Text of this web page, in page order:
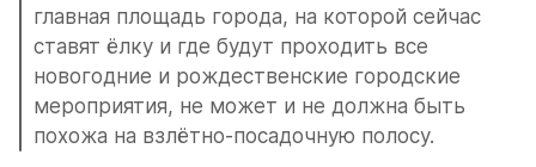
главная площадь города, на которой сейчас
ставят ёлку и где будут проходить все
новогодние и рождественские городские
мероприятия, не может и не должна быть
похожа на взлётно-посадочную полосу.